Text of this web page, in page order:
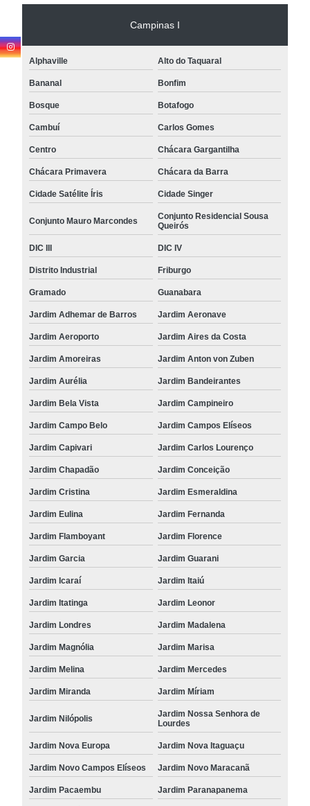
Campinas I
Alphaville Alto do Taquaral
Bananal Bonfim
Bosque Botafogo
Cambuí Carlos Gomes
Centro Chácara Gargantilha
Chácara Primavera Chácara da Barra
Cidade Satélite Íris Cidade Singer
Conjunto Mauro Marcondes
Conjunto Residencial Sousa
Queirós
DIC III DIC IV
Distrito Industrial Friburgo
Gramado Guanabara
Jardim Adhemar de Barros Jardim Aeronave
Jardim Aeroporto Jardim Aires da Costa
Jardim Amoreiras Jardim Anton von Zuben
Jardim Aurélia Jardim Bandeirantes
Jardim Bela Vista Jardim Campineiro
Jardim Campo Belo Jardim Campos Elíseos
Jardim Capivari Jardim Carlos Lourenço
Jardim Chapadão Jardim Conceição
Jardim Cristina Jardim Esmeraldina
Jardim Eulina Jardim Fernanda
Jardim Flamboyant Jardim Florence
Jardim Garcia Jardim Guarani
Jardim Icaraí Jardim Itaiú
Jardim Itatinga Jardim Leonor
Jardim Londres Jardim Madalena
Jardim Magnólia Jardim Marisa
Jardim Melina Jardim Mercedes
Jardim Miranda Jardim Míriam
Jardim Nilópolis
Jardim Nossa Senhora de
Lourdes
Jardim Nova Europa Jardim Nova Itaguaçu
Jardim Novo Campos Elíseos Jardim Novo Maracanã
Jardim Pacaembu Jardim Paranapanema